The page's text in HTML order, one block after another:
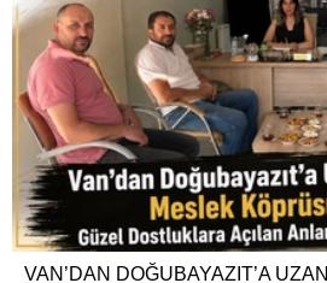
VAN’DAN DOĞUBAYAZIT’A